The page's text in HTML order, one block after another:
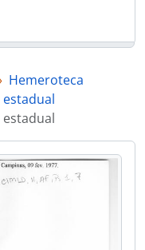
Hemeroteca
estadual
estadual